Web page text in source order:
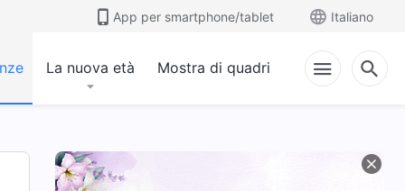
App per smartphone/tablet Italiano
La nuova età Mostra di quadri